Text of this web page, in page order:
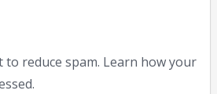
to reduce spam. Learn how your